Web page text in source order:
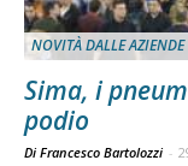
NOVITÀ DALLE AZIENDE
Sima, i
podio
Di Francesco Bartolozzi -